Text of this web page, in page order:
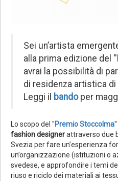
Sei un’artista
alla prima edizione del ''
avrai la possibilità di
di residenza artistica di
Leggi il bandoper
Lo scopo del ''Premio Stoccolma
fashion designerattraverso due
Svezia per fare un’esperienza
un’organizzazione (istituzioni o
svedese, e approfondire i temi
riuso e riciclo dei materiali ai